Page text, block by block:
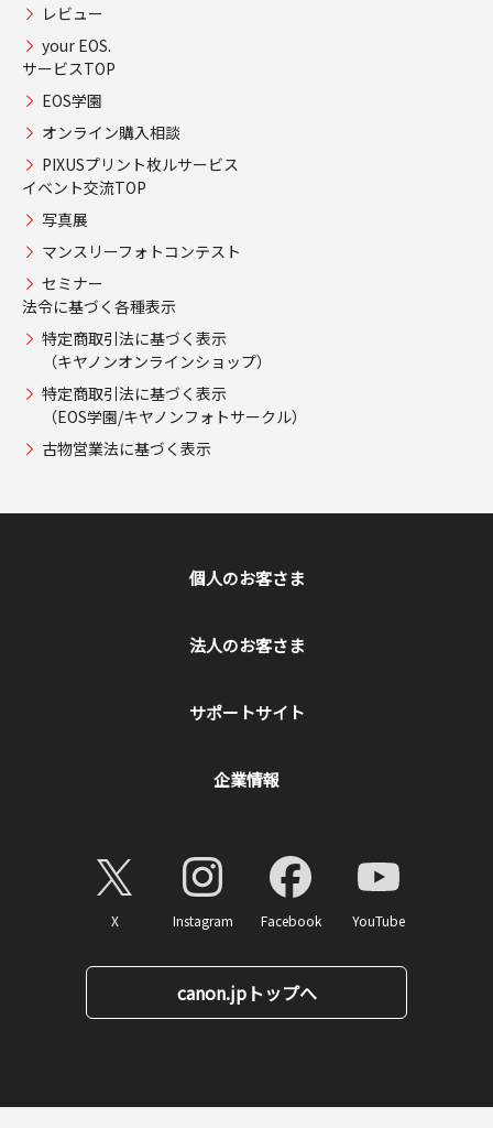
レビュー
your EOS.
サービスTOP
EOS学園
オンライン購入相談
PIXUSプリント枚ルサービス
イベント交流TOP
写真展
マンスリーフォトコンテスト
セミナー
法令に基づく各種表示
特定商取引法に基づく表示
（キヤノンオンラインショップ）
特定商取引法に基づく表示
（EOS学園/キヤノンフォトサークル）
古物営業法に基づく表示
個人のお客さま
法人のお客さま
サポートサイト
企業情報
X Instagram Facebook YouTube
canon.jpトップへ